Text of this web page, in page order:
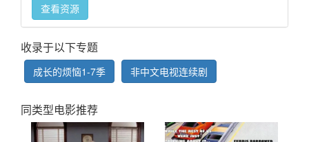
查看资源
收录于以下专题
成长的烦恼1-7季 非中文电视连续剧
同类型电影推荐